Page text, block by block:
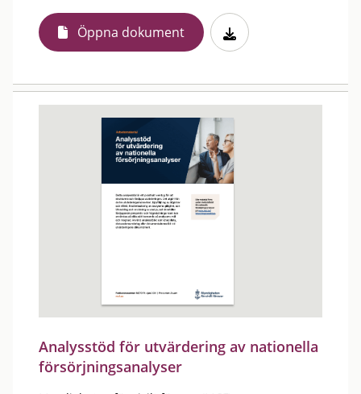
Öppna dokument
Analysstöd för utvärdering av nationella
försörjningsanalyser